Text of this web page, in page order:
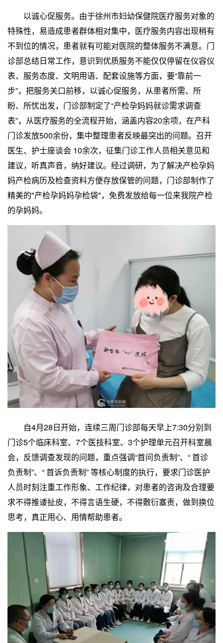
以诚心促服务。由于徐州市妇幼保健院医疗服务对象的
特殊性，易造成患者群体相对集中，医疗服务内容出现稍有
不到位的情况，患者就有可能对医院的整体服务不满意。门
诊部总结日常工作，意识到优质服务不能仅仅停留在仪容仪
表、服务态度、文明用语、配套设施等方面，要“靠前一
步”，把服务关口前移，以诚心促服务，从患者所需、所
盼、所忧出发，门诊部制定了“产检孕妈妈就诊需求调查
表”，从医疗服务的全流程开始，涵盖内容20余项，在产科
门诊发放500余份，集中整理患者反映最突出的问题。召开
医生、护士座谈会 10余次，征集门诊工作人员相关意见和
建议，听真声音，纳好建议。经过调研，为了解决产检孕妈
妈产检病历及检查资料方便存放保管的问题，门诊部制作了
精美的"产检孕妈妈孕检袋"，免费发放给每一位来我院产检
的孕妈妈。
自4月28日开始，连续三周门诊部每天早上7:30分别到
门诊5个临床科室、7个医技科室、3个护理单元召开科室晨
会，反馈调查发现的问题，重点强调“首问负责制”、“ 首诊
负责制”、“ 首诉负责制” 等核心制度的执行，要求门诊医护
人员时刻注重工作形象、工作纪律，对患者的咨询及合理要
求不得推诿扯皮，不得言语生硬，不得敷衍塞责，做到换位
思考，真正用心、用情帮助患者。